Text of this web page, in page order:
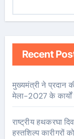
Recent
मुख्यमंत्री ने प्रदान
मेला-2027 के कार्यों
राष्ट्रीय हथकरघा
हस्तशिल्प कारीगरों